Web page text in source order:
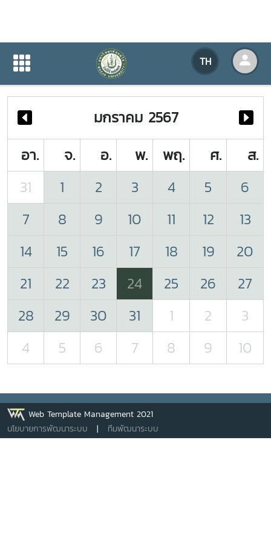
TH
ปฏิทินกิจกรรมของหน่วยงาน
ปฏิทินกิจกรรมของหน่วยงาน
มกราคม 2567
อา.
จ. อ. พ. พฤ. ศ.
ส.
31
1 2 3 4 5
6
7
8 9 10 11 12
13
14
15 16 17 18 19
20
21
22 23 24 25 26
27
28
29 30 31 1 2
3
4
5 6 7 8 9 10
Web Template Management 2021
นโยบายการพัฒนาระบบ | ทีมพัฒนาระบบ